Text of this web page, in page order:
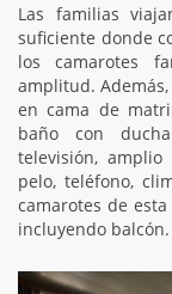
Las familias
suficiente donde
los camarotes
amplitud.
en cama de
baño con
televisión,
pelo, teléfono,
camarotes de
incluyendo balcón.